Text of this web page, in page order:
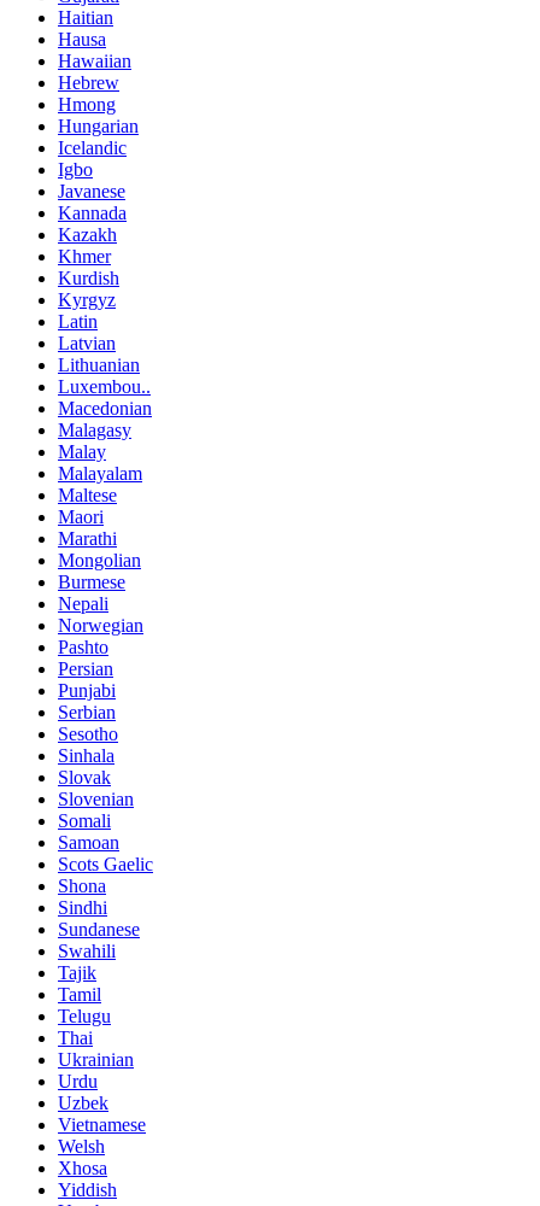
Haitian
Hausa
Hawaiian
Hebrew
Hmong
Hungarian
Icelandic
Igbo
Javanese
Kannada
Kazakh
Khmer
Kurdish
Kyrgyz
Latin
Latvian
Lithuanian
Luxembou..
Macedonian
Malagasy
Malay
Malayalam
Maltese
Maori
Marathi
Mongolian
Burmese
Nepali
Norwegian
Pashto
Persian
Punjabi
Serbian
Sesotho
Sinhala
Slovak
Slovenian
Somali
Samoan
Scots Gaelic
Shona
Sindhi
Sundanese
Swahili
Tajik
Tamil
Telugu
Thai
Ukrainian
Urdu
Uzbek
Vietnamese
Welsh
Xhosa
Yiddish